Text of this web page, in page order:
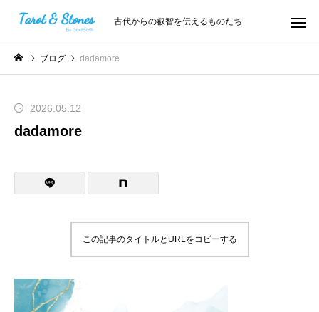
古代からの叡智を伝えるものたち
ブログ dadamore
2026.05.12
dadamore
この記事のタイトルとURLをコピーする